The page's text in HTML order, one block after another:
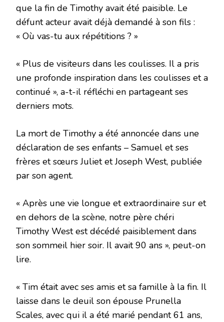
que la fin de Timothy avait été paisible. Le
défunt acteur avait déjà demandé à son fils :
« Où vas-tu aux répétitions ? »
« Plus de visiteurs dans les coulisses. Il a pris
une profonde inspiration dans les coulisses et a
continué », a-t-il réfléchi en partageant ses
derniers mots.
La mort de Timothy a été annoncée dans une
déclaration de ses enfants – Samuel et ses
frères et sœurs Juliet et Joseph West, publiée
par son agent.
« Après une vie longue et extraordinaire sur et
en dehors de la scène, notre père chéri
Timothy West est décédé paisiblement dans
son sommeil hier soir. Il avait 90 ans », peut-on
lire.
« Tim était avec ses amis et sa famille à la fin. Il
laisse dans le deuil son épouse Prunella
Scales, avec qui il a été marié pendant 61 ans,